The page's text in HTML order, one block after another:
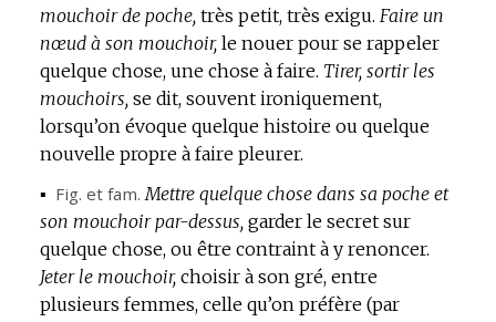
mouchoir de poche, très petit, très exigu. Faire un
nœud à son mouchoir, le nouer pour se rappeler
quelque chose, une chose à faire. Tirer, sortir les
mouchoirs, se dit, souvent ironiquement,
lorsqu’on évoque quelque histoire ou quelque
nouvelle propre à faire pleurer.
▪ Fig. et fam. Mettre quelque chose dans sa poche et
son mouchoir par-dessus, garder le secret sur
quelque chose, ou être contraint à y renoncer.
Jeter le mouchoir, choisir à son gré, entre
plusieurs femmes, celle qu’on préfère (par